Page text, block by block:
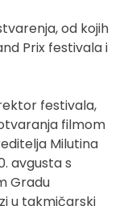
od kojih
Prix festivala i
festivala,
filmom
Milutina
avgusta s
Gradu
u takmičarski